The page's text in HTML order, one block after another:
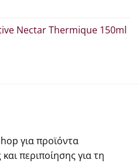
Nectar Thermique 150ml
για προϊόντα
περιποίησης για τη